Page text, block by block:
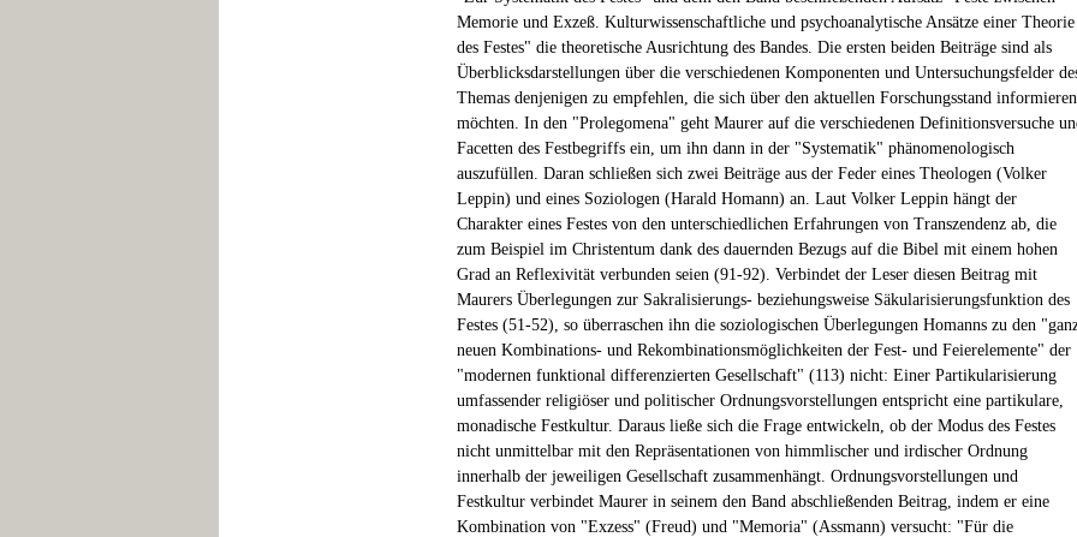
Memorie und Exzeß. Kulturwissenschaftliche und psychoanalytische Ansätze einer Theorie
des Festes" die theoretische Ausrichtung des Bandes. Die ersten beiden Beiträge sind als
Überblicksdarstellungen über die verschiedenen Komponenten und Untersuchungsfelder
Themas denjenigen zu empfehlen, die sich über den aktuellen Forschungsstand informieren
möchten. In den "Prolegomena" geht Maurer auf die verschiedenen Definitionsversuche
Facetten des Festbegriffs ein, um ihn dann in der "Systematik" phänomenologisch
auszufüllen. Daran schließen sich zwei Beiträge aus der Feder eines Theologen (Volker
Leppin) und eines Soziologen (Harald Homann) an. Laut Volker Leppin hängt der
Charakter eines Festes von den unterschiedlichen Erfahrungen von Transzendenz ab, die
zum Beispiel im Christentum dank des dauernden Bezugs auf die Bibel mit einem hohen
Grad an Reflexivität verbunden seien (91-92). Verbindet der Leser diesen Beitrag mit
Maurers Überlegungen zur Sakralisierungs- beziehungsweise Säkularisierungsfunktion des
Festes (51-52), so überraschen ihn die soziologischen Überlegungen Homanns zu den
neuen Kombinations- und Rekombinationsmöglichkeiten der Fest- und Feierelemente" der
"modernen funktional differenzierten Gesellschaft" (113) nicht: Einer Partikularisierung
umfassender religiöser und politischer Ordnungsvorstellungen entspricht eine partikulare,
monadische Festkultur. Daraus ließe sich die Frage entwickeln, ob der Modus des Festes
nicht unmittelbar mit den Repräsentationen von himmlischer und irdischer Ordnung
innerhalb der jeweiligen Gesellschaft zusammenhängt. Ordnungsvorstellungen und
Festkultur verbindet Maurer in seinem den Band abschließenden Beitrag, indem er eine
Kombination von "Exzess" (Freud) und "Memoria" (Assmann) versucht: "Für die